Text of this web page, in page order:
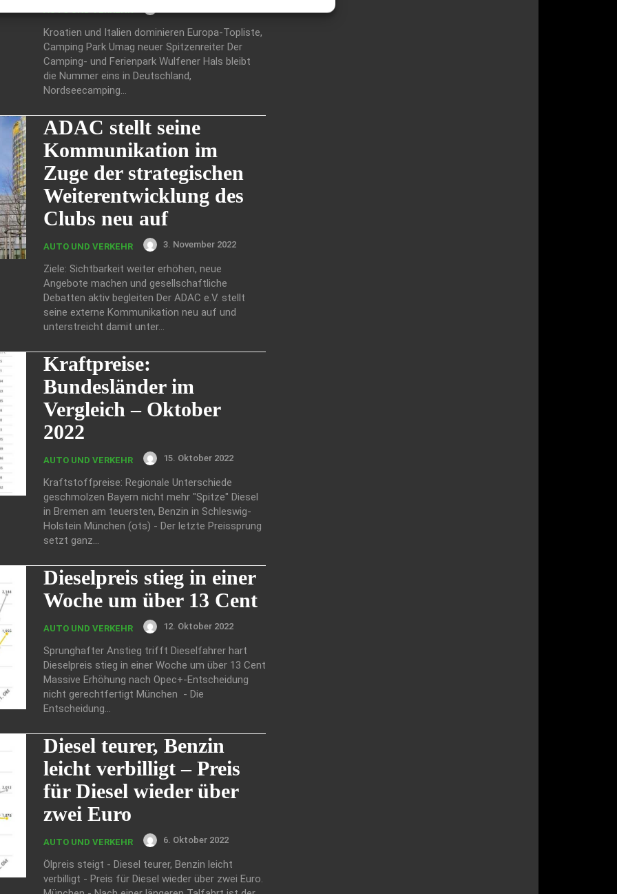
Kroatien und Italien dominieren Europa-Topliste,
Camping Park Umag neuer Spitzenreiter Der
Camping- und Ferienpark Wulfener Hals bleibt
die Nummer eins in Deutschland,
Nordseecamping...
ADAC stellt seine
Kommunikation im
Zuge der strategischen
Weiterentwicklung des
Clubs neu auf
AUTO UND VERKEHR 3. November 2022
Ziele: Sichtbarkeit weiter erhöhen, neue
Angebote machen und gesellschaftliche
Debatten aktiv begleiten Der ADAC e.V. stellt
seine externe Kommunikation neu auf und
unterstreicht damit unter...
Kraftpreise:
Bundesländer im
Vergleich – Oktober
2022
AUTO UND VERKEHR 15. Oktober 2022
Kraftstoffpreise: Regionale Unterschiede
geschmolzen Bayern nicht mehr "Spitze" Diesel
in Bremen am teuersten, Benzin in Schleswig-
Holstein München (ots) - Der letzte Preissprung
setzt ganz...
Dieselpreis stieg in einer
Woche um über 13 Cent
AUTO UND VERKEHR 12. Oktober 2022
Sprunghafter Anstieg trifft Dieselfahrer hart
Dieselpreis stieg in einer Woche um über 13 Cent
Massive Erhöhung nach Opec+-Entscheidung
nicht gerechtfertigt München - Die
Entscheidung...
Diesel teurer, Benzin
leicht verbilligt – Preis
für Diesel wieder über
zwei Euro
AUTO UND VERKEHR 6. Oktober 2022
Ölpreis steigt - Diesel teurer, Benzin leicht
verbilligt - Preis für Diesel wieder über zwei Euro.